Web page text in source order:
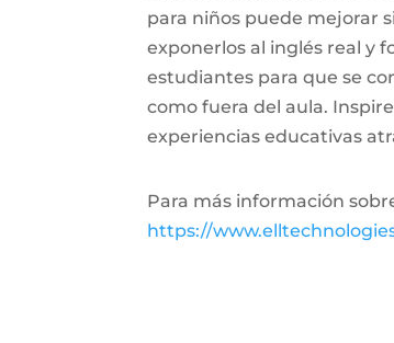
para niños puede mejorar
exponerlos al inglés real y
estudiantes para que se
como fuera del aula.
experiencias educativas
Para más información
https://